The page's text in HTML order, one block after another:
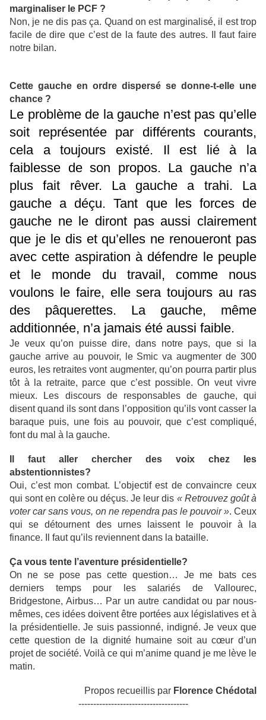
marginaliser le PCF ?
Non, je ne dis pas ça. Quand on est marginalisé, il est trop
facile de dire que c’est de la faute des autres. Il faut faire
notre bilan.
Cette gauche en ordre dispersé se donne-t-elle une
chance ?
Le problème de la gauche n’est pas qu’elle
soit représentée par différents courants,
cela a toujours existé. Il est lié à la
faiblesse de son propos. La gauche n’a
plus fait rêver. La gauche a trahi. La
gauche a déçu. Tant que les forces de
gauche ne le diront pas aussi clairement
que je le dis et qu’elles ne renoueront pas
avec cette aspiration à défendre le peuple
et le monde du travail, comme nous
voulons le faire, elle sera toujours au ras
des pâquerettes. La gauche, même
additionnée, n’a jamais été aussi faible.
Je veux qu’on puisse dire, dans notre pays, que si la
gauche arrive au pouvoir, le Smic va augmenter de 300
euros, les retraites vont augmenter, qu’on pourra partir plus
tôt à la retraite, parce que c’est possible. On veut vivre
mieux. Les discours de responsables de gauche, qui
disent quand ils sont dans l’opposition qu’ils vont casser la
baraque puis, une fois au pouvoir, que c’est compliqué,
font du mal à la gauche.
Il faut aller chercher des voix chez les
abstentionnistes?
Oui, c’est mon combat. L’objectif est de convaincre ceux
qui sont en colère ou déçus. Je leur dis « Retrouvez goût à
voter car sans vous, on ne rependra pas le pouvoir ». Ceux
qui se détournent des urnes laissent le pouvoir à la
finance. Il faut qu’ils reviennent dans la bataille.
Ça vous tente l’aventure présidentielle?
On ne se pose pas cette question… Je me bats ces
derniers temps pour les salariés de Vallourec,
Bridgestone, Airbus… Par un autre candidat ou par nous-
mêmes, ces idées doivent être portées aux législatives et à
la présidentielle. Je suis passionné, indigné. Je veux que
cette question de la dignité humaine soit au cœur d’un
projet de société. Voilà ce qui m’anime quand je me lève le
matin.
Propos recueillis par Florence Chédotal
-------------------------------------